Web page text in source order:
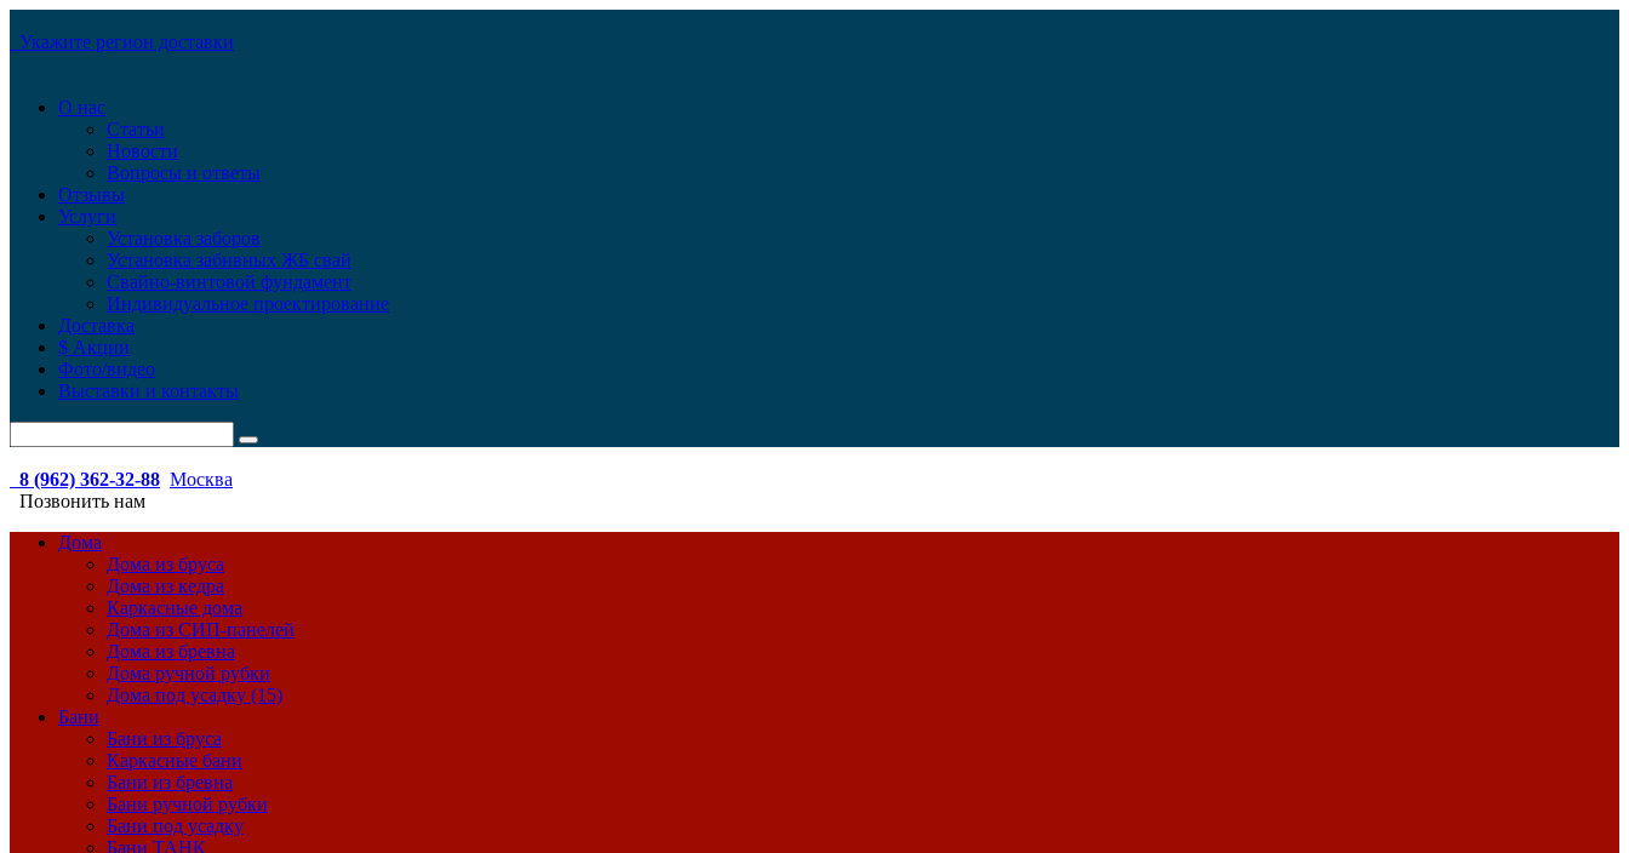
Укажите регион доставки
О нас
Статьи
Новости
Вопросы и ответы
Отзывы
Услуги
Установка заборов
Установка забивных ЖБ свай
Свайно-винтовой фундамент
Индивидуальное проектирование
Доставка
$ Акции
Фото/видео
Выставки и контакты
8 (962) 362-32-88 Москва
Позвонить нам
Дома
Дома из бруса
Дома из кедра
Каркасные дома
Дома из СИП-панелей
Дома из бревна
Дома ручной рубки
Дома под усадку (15)
Бани
Бани из бруса
Каркасные бани
Бани из бревна
Бани ручной рубки
Бани под усадку
Бани ТАНК